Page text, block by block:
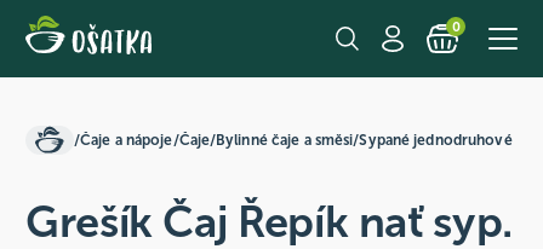
0
/Čaje a nápoje/Čaje/Bylinné čaje a směsi/Sypané jednodruhové
Grešík Čaj Řepík nať syp.